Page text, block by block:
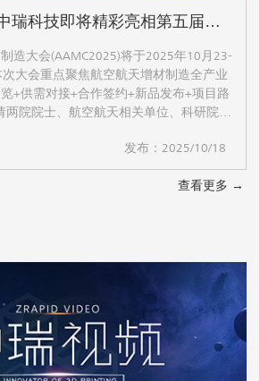
10月23-24日，中瑞科技即将精彩亮相第五届航空航天增材制造大会并做主题演讲
造大会(AAMC2025)将于2025年10月23-
大会重点聚焦航空航天增材制造全产业
+供需对接+合作签约+新品发布+项目路
两院院士、航空航天相关单位、科研院所
发布： 2025/10/18
查看更多 →